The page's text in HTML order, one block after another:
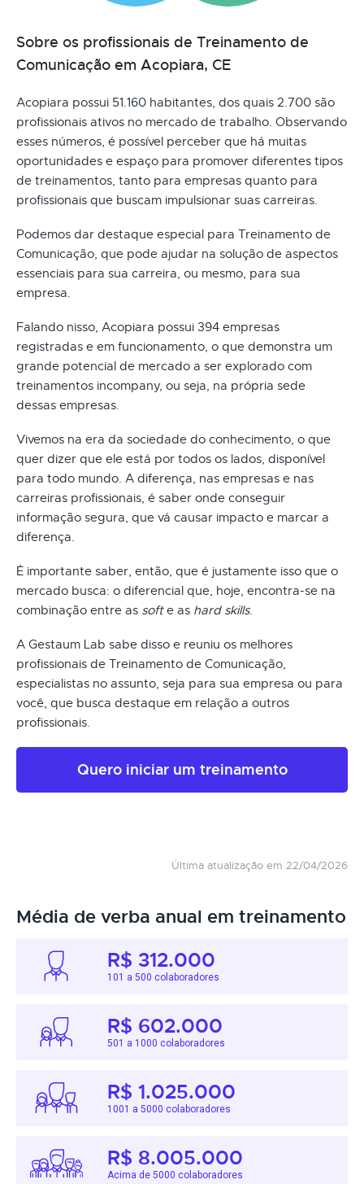
Sobre os profissionais de Treinamento de
Comunicação em Acopiara, CE
Acopiara possui 51.160 habitantes, dos quais 2.700 são
profissionais ativos no mercado de trabalho. Observando
esses números, é possível perceber que há muitas
oportunidades e espaço para promover diferentes tipos
de treinamentos, tanto para empresas quanto para
profissionais que buscam impulsionar suas carreiras.
Podemos dar destaque especial para Treinamento de
Comunicação, que pode ajudar na solução de aspectos
essenciais para sua carreira, ou mesmo, para sua
empresa.
Falando nisso, Acopiara possui 394 empresas
registradas e em funcionamento, o que demonstra um
grande potencial de mercado a ser explorado com
treinamentos incompany, ou seja, na própria sede
dessas empresas.
Vivemos na era da sociedade do conhecimento, o que
quer dizer que ele está por todos os lados, disponível
para todo mundo. A diferença, nas empresas e nas
carreiras profissionais, é saber onde conseguir
informação segura, que vá causar impacto e marcar a
diferença.
É importante saber, então, que é justamente isso que o
mercado busca: o diferencial que, hoje, encontra-se na
combinação entre as softe as hard skills.
A Gestaum Lab sabe disso e reuniu os melhores
profissionais de Treinamento de Comunicação,
especialistas no assunto, seja para sua empresa ou para
você, que busca destaque em relação a outros
profissionais.
Quero iniciar um treinamento
Última atualização em 22/04/2026
Média de verba anual em treinamento
R$ 312.000
101 a 500 colaboradores
R$ 602.000
501 a 1000 colaboradores
R$ 1.025.000
1001 a 5000 colaboradores
R$ 8.005.000
Acima de 5000 colaboradores